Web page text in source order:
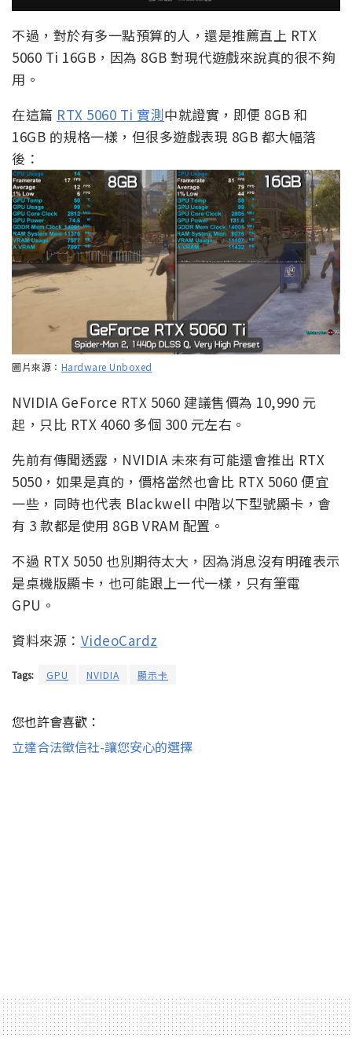
不過，對於有多一點預算的人，還是推薦直上 RTX
5060 Ti 16GB，因為 8GB 對現代遊戲來說真的很不夠
用。
在這篇 RTX 5060 Ti 實測中就證實，即便 8GB 和
16GB 的規格一樣，但很多遊戲表現 8GB 都大幅落
後：
圖片來源： Hardware Unboxed
NVIDIA GeForce RTX 5060 建議售價為 10,990 元
起，只比 RTX 4060 多個 300 元左右。
先前有傳聞透露，NVIDIA 未來有可能還會推出 RTX
5050，如果是真的，價格當然也會比 RTX 5060 便宜
一些，同時也代表 Blackwell 中階以下型號顯卡，會
有 3 款都是使用 8GB VRAM 配置。
不過 RTX 5050 也別期待太大，因為消息沒有明確表示
是桌機版顯卡，也可能跟上一代一樣，只有筆電
GPU。
資料來源： VideoCardz
Tags: GPU NVIDIA 顯示卡
您也許會喜歡：
立達合法徵信社-讓您安心的選擇